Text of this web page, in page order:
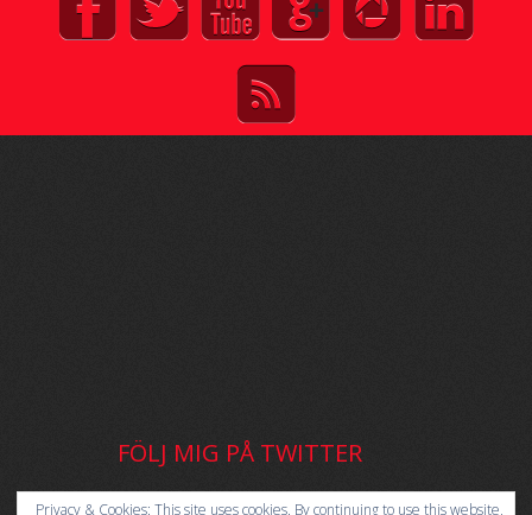
FÖLJ MIG PÅ TWITTER
My Tweets
Privacy & Cookies: This site uses cookies. By continuing to use this website,